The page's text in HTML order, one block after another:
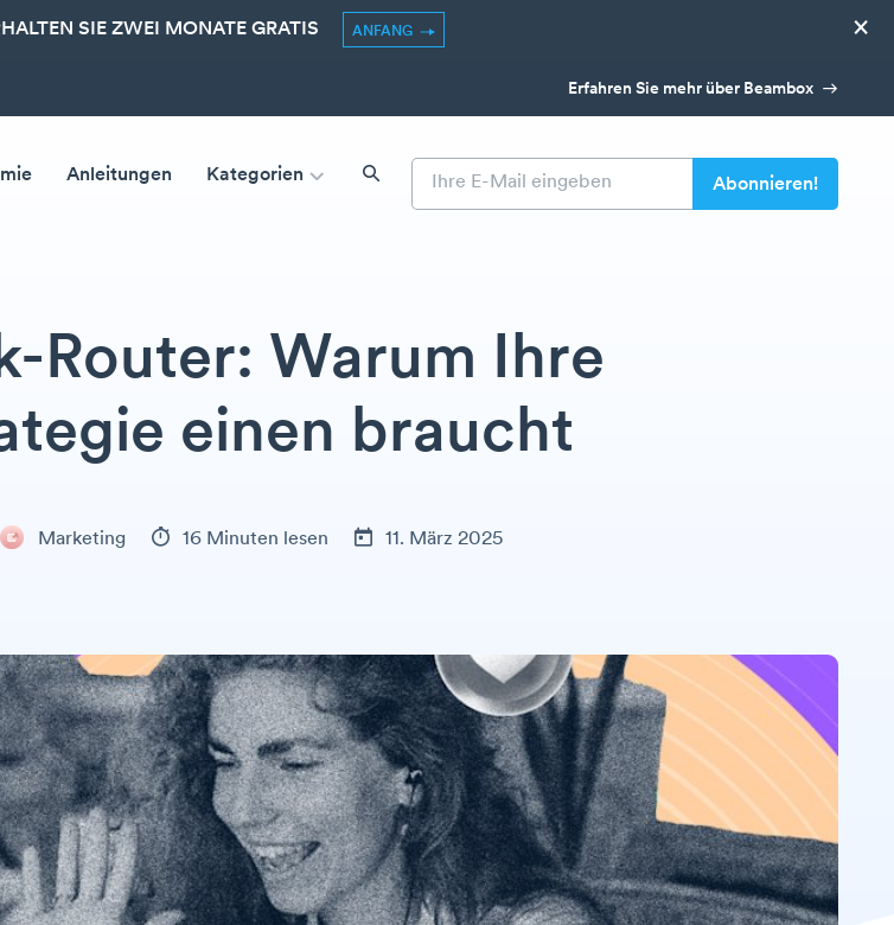
SIE ZWEI MONATE GRATIS ANFANG ×
Erfahren Sie mehr über Beambox
Anleitungen Kategorien
Router: Warum Ihre
einen braucht
Marketing 16 Minuten lesen 11. März 2025